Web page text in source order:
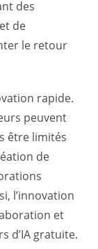
des
de
le retour
rapide.
peuvent
être limités
de
l’innovation
et
d’IA gratuite.